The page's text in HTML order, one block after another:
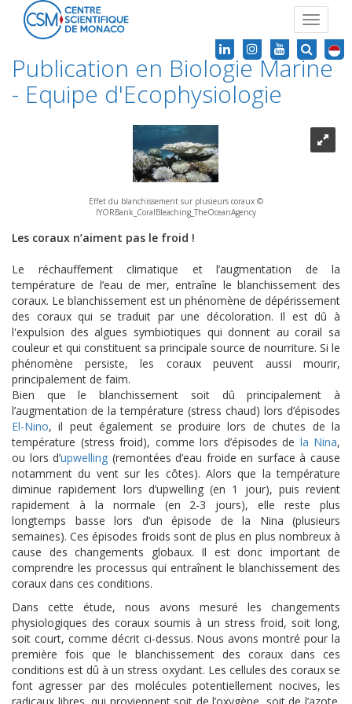
Toggle
Publication en Biologie Marine
- Equipe d'Ecophysiologie
Effet du blanchissement sur plusieurs coraux ©
IYORBank_CoralBleaching_TheOceanAgency
Les coraux n’aiment pas le froid !
Le réchauffement climatique et l’augmentation de la
température de l’eau de mer, entraîne le blanchissement des
coraux. Le blanchissement est un phénomène de dépérissement
des coraux qui se traduit par une décoloration. Il est dû à
l'expulsion des algues symbiotiques qui donnent au corail sa
couleur et qui constituent sa principale source de nourriture. Si le
phénomène persiste, les coraux peuvent aussi mourir,
principalement de faim.
Bien que le blanchissement soit dû principalement à
l’augmentation de la température (stress chaud) lors d’épisodes
El-Nino, il peut également se produire lors de chutes de la
température (stress froid), comme lors d’épisodes de la Nina,
ou lors d’upwelling (remontées d’eau froide en surface à cause
notamment du vent sur les côtes). Alors que la température
diminue rapidement lors d’upwelling (en 1 jour), puis revient
rapidement à la normale (en 2-3 jours), elle reste plus
longtemps basse lors d’un épisode de la Nina (plusieurs
semaines). Ces épisodes froids sont de plus en plus nombreux à
cause des changements globaux. Il est donc important de
comprendre les processus qui entraînent le blanchissement des
coraux dans ces conditions.
Dans cette étude, nous avons mesuré les changements
physiologiques des coraux soumis à un stress froid, soit long,
soit court, comme décrit ci-dessus. Nous avons montré pour la
première fois que le blanchissement des coraux dans ces
conditions est dû à un stress oxydant. Les cellules des coraux se
font agresser par des molécules potentiellement nocives, les
radicaux libres, qui proviennent soit de l’oxygène, soit de l’azote.